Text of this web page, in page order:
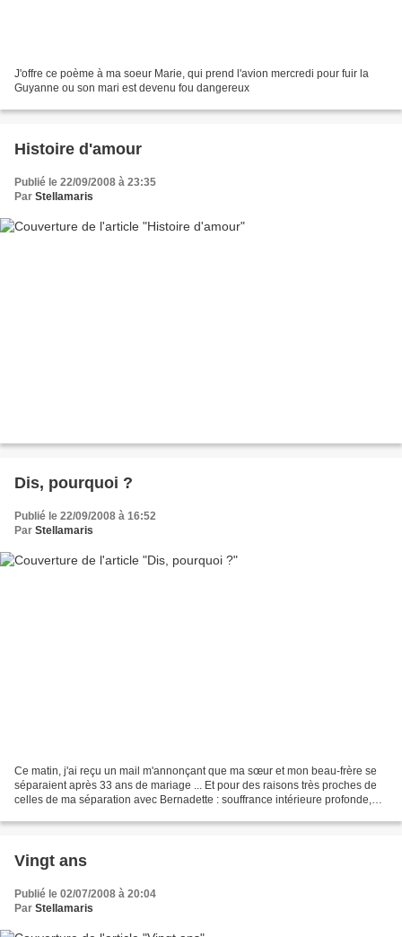
J'offre ce poème à ma soeur Marie, qui prend l'avion mercredi pour fuir la
Guyanne ou son mari est devenu fou dangereux
Histoire d'amour
Publié le 22/09/2008 à 23:35
Par Stellamaris
Dis, pourquoi ?
Publié le 22/09/2008 à 16:52
Par Stellamaris
Ce matin, j'ai reçu un mail m'annonçant que ma sœur et mon beau-frère se
séparaient après 33 ans de mariage ... Et pour des raisons très proches de
celles de ma séparation avec Bernadette : souffrance intérieure profonde,
Vingt ans
Publié le 02/07/2008 à 20:04
Par Stellamaris